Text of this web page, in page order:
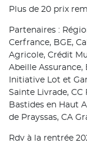
Plus de 20 prix
Partenaires :
Cerfrance, BGE,
Agricole, Crédit
Abeille Assurance,
Initiative Lot et
Sainte Livrade, CC
Bastides en Haut
de Prayssas, CA
Rdv à la rentrée